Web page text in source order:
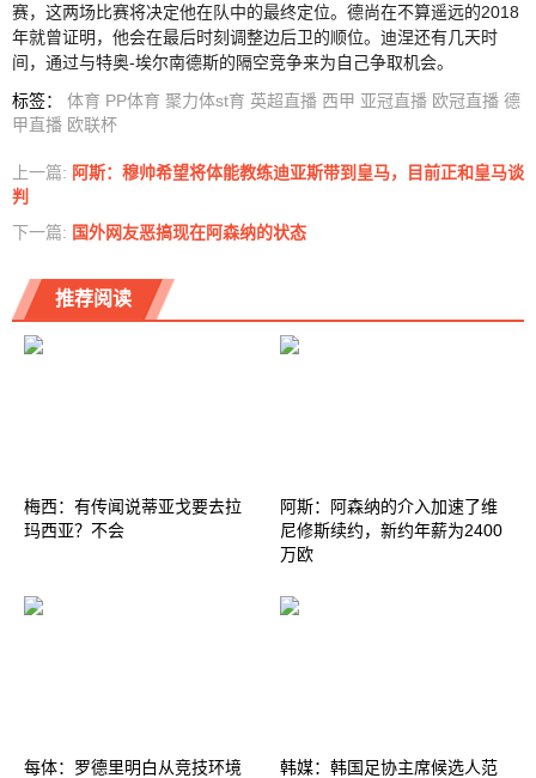
赛，这两场比赛将决定他在队中的最终定位。德尚在不算遥远的2018
年就曾证明，他会在最后时刻调整边后卫的顺位。迪涅还有几天时
间，通过与特奥-埃尔南德斯的隔空竞争来为自己争取机会。
标签： 体育 PP体育 聚力体st育 英超直播 西甲 亚冠直播 欧冠直播 德
甲直播 欧联杯
上一篇: 阿斯：穆帅希望将体能教练迪亚斯带到皇马，目前正和皇马谈
判
下一篇: 国外网友恶搞现在阿森纳的状态
推荐阅读
梅西：有传闻说蒂亚戈要去拉
玛西亚？不会
阿斯：阿森纳的介入加速了维
尼修斯续约，新约年薪为2400
万欧
每体：罗德里明白从竞技环境
韩媒：韩国足协主席候选人范